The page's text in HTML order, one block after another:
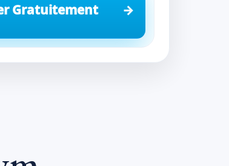
Gratuitement